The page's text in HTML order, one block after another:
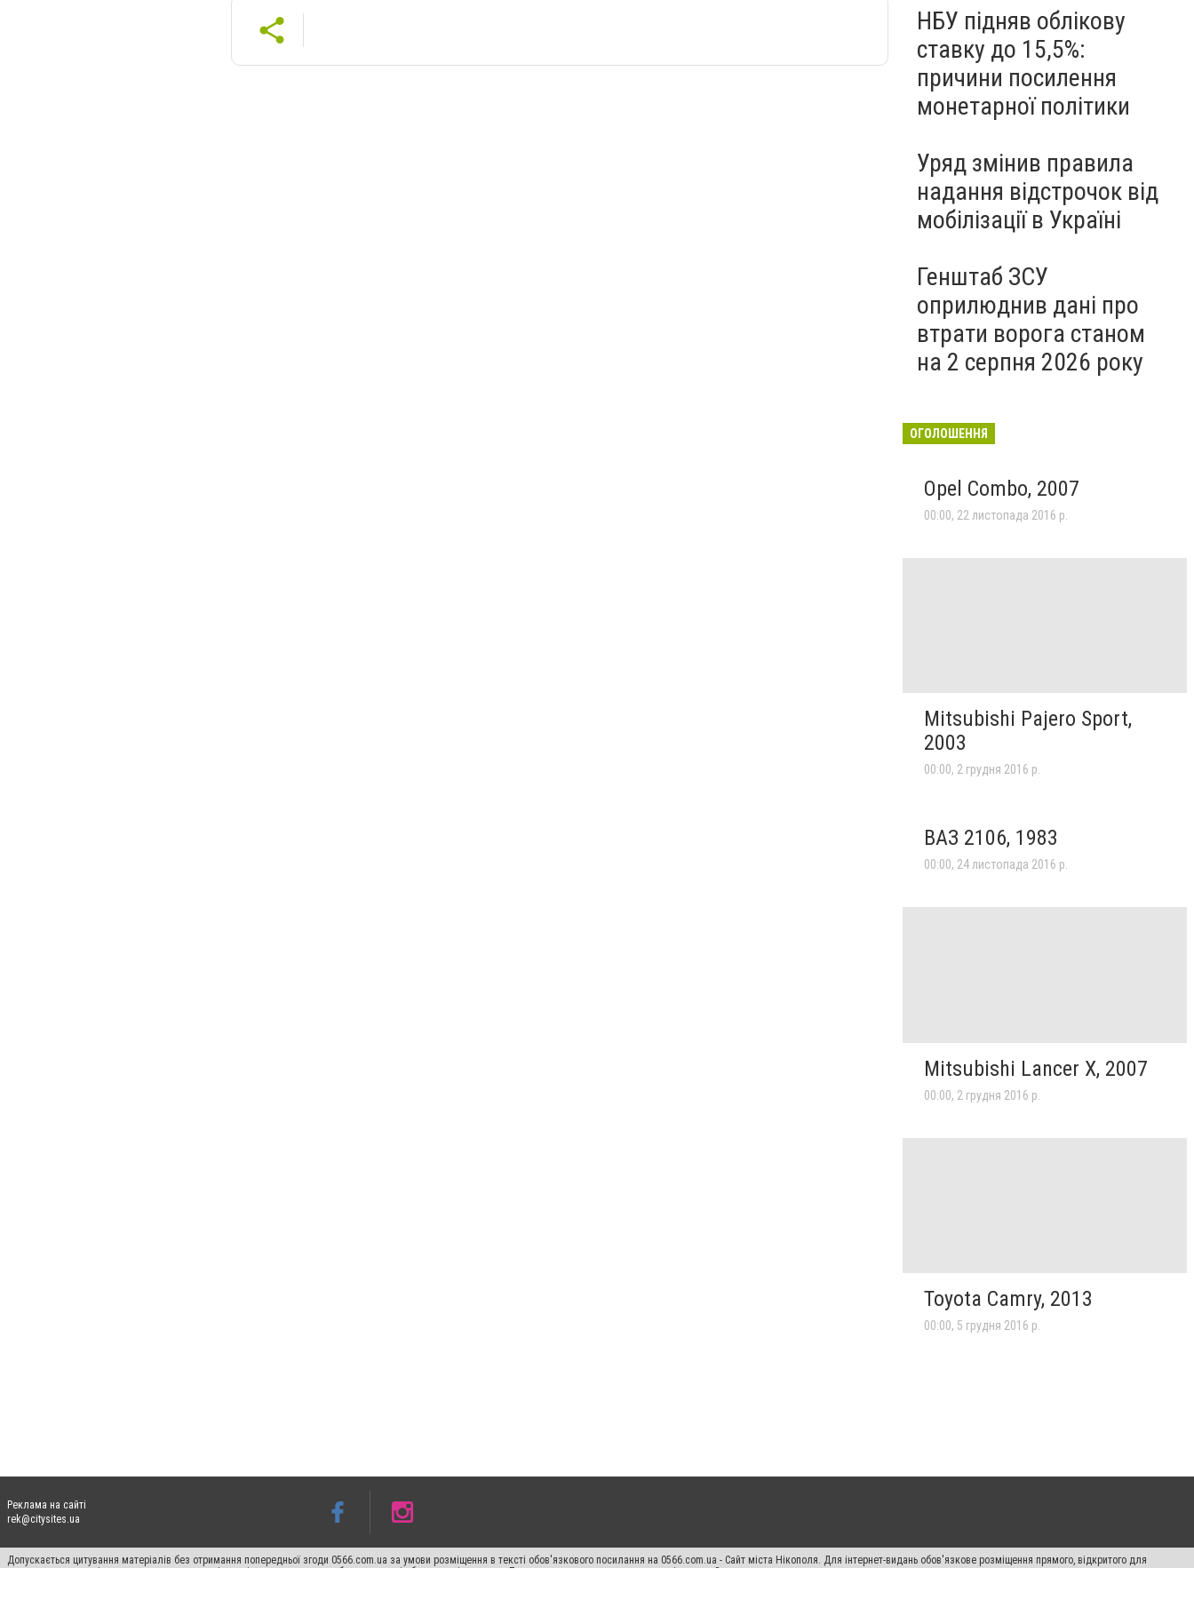
НБУ підняв облікову
ставку до 15,5%:
причини посилення
монетарної політики
Уряд змінив правила
надання відстрочок від
мобілізації в Україні
Генштаб ЗСУ
оприлюднив дані про
втрати ворога станом
на 2 серпня 2026 року
ОГОЛОШЕННЯ
Opel Combo, 2007
00:00, 22 листопада 2016 р.
Mitsubishi Pajero Sport,
2003
00:00, 2 грудня 2016 р.
ВАЗ 2106, 1983
00:00, 24 листопада 2016 р.
Mitsubishi Lancer X, 2007
00:00, 2 грудня 2016 р.
Toyota Camry, 2013
00:00, 5 грудня 2016 р.
Реклама на сайті
rek@citysites.ua
Допускається цитування матеріалів без отримання попередньої згоди 0566.com.ua за умови розміщення в тексті обов'язкового посилання на 0566.com.ua - Сайт міста Нікополя. Для інтернет-видань обов'язкове розміщення прямого, відкритого для
пошукових систем гіперпосилання на цитовані статті не нижче другого абзацу в тексті або в якості джерела. Порушення виняткових прав переслідується Законом.